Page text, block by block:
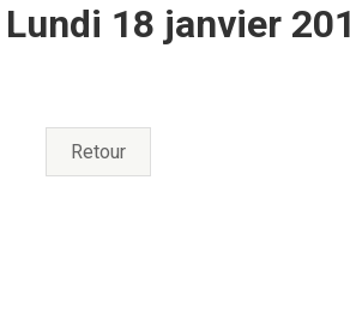
18 janvier
Retour